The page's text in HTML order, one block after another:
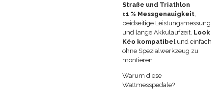
Straße und Triathlon
±1 % Messgenauigkeit
beidseitige Leistungsmessung
und lange Akkulaufzeit. Look
Kéo kompatibel und einfach
ohne Spezialwerkzeug zu
montieren.
Warum diese
Wattmesspedale?